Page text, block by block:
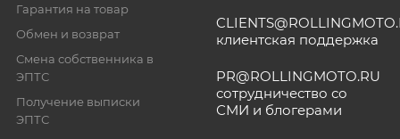
Гарантия на товар
Обмен и возврат
Смена собственника в
ЭПТС
Получение выписки
ЭПТС
клиентская поддержка
PR@ROLLINGMOTO.RU
сотрудничество со
СМИ и блогерами